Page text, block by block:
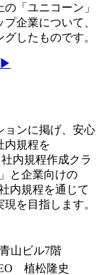
「ユニコーン」
企業について、
したものです。
▶︎
ョンに掲げ、安心
内規程を
内規程作成クラ
と企業向けの
内規程を通じて
を目指します。
山ビル7階
植松隆史